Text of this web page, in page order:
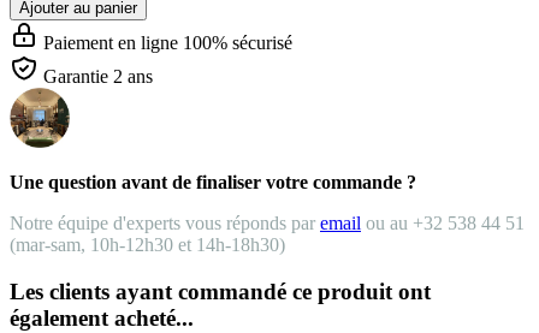
Ajouter au panier
Paiement en ligne 100% sécurisé
Garantie 2 ans
Une question avant de finaliser votre commande ?
Notre équipe d'experts vous réponds par email ou au +32 538 44 51
(mar-sam, 10h-12h30 et 14h-18h30)
Les clients ayant commandé ce produit ont
également acheté...